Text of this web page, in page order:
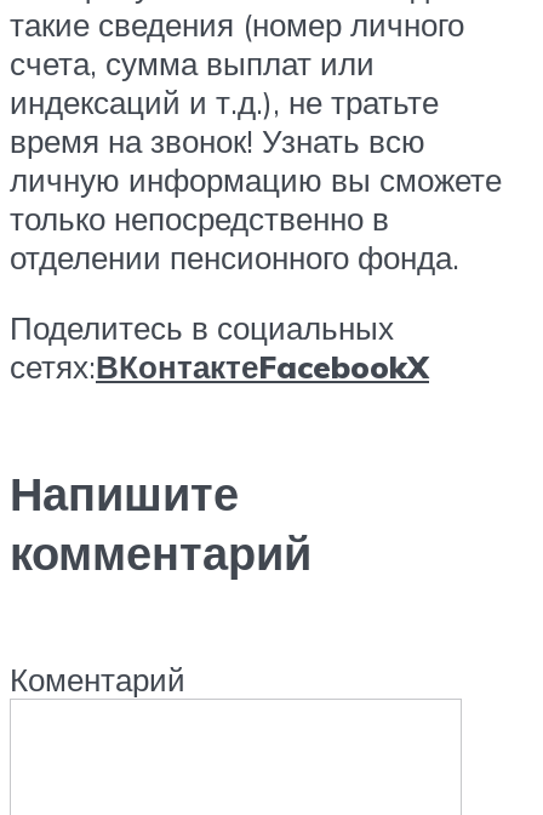
такие сведения (номер личного
счета, сумма выплат или
индексаций и т.д.), не тратьте
время на звонок! Узнать всю
личную информацию вы сможете
только непосредственно в
отделении пенсионного фонда.
Поделитесь в социальных
сетях:ВКонтактеFacebookX
Напишите
комментарий
Коментарий